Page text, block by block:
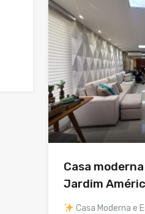
Casa
Jardim
Casa Moderna e